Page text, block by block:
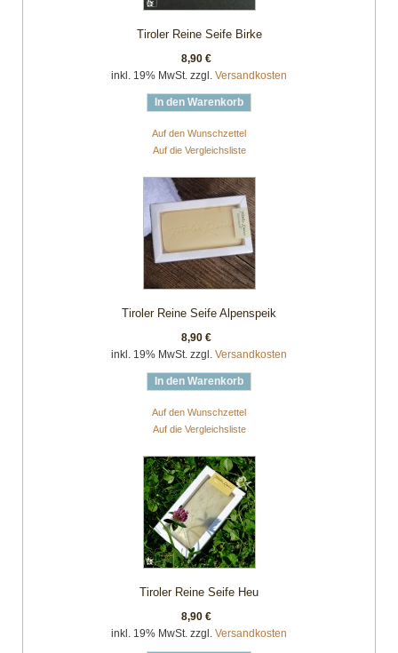
Tiroler Reine Seife Birke
8,90 €
inkl. 19% MwSt. zzgl. Versandkosten
In den Warenkorb
Auf den Wunschzettel
Auf die Vergleichsliste
Tiroler Reine Seife Alpenspeik
8,90 €
inkl. 19% MwSt. zzgl. Versandkosten
In den Warenkorb
Auf den Wunschzettel
Auf die Vergleichsliste
Tiroler Reine Seife Heu
8,90 €
inkl. 19% MwSt. zzgl. Versandkosten